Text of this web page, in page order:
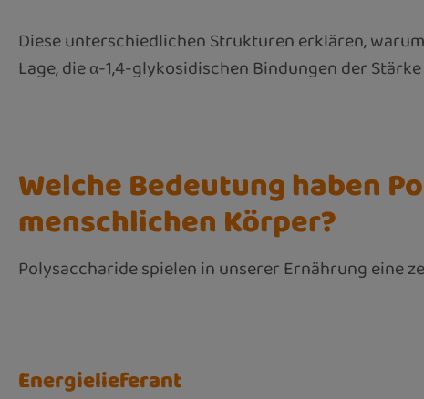
Diese unterschiedlichen Strukturen erklären,
Lage, die α-1,4-glykosidischen Bindungen der
Welche Bedeutung haben
menschlichen Körper?
Polysaccharide spielen in unserer Ernährung eine
Energielieferant